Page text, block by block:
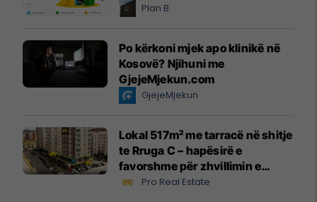
Plan B
Po kërkoni mjek apo klinikë në
Kosovë? Njihuni me
GjejeMjekun.com
GjejeMjekun
Lokal 517m² me tarracë në shitje
te Rruga C – hapësirë e
favorshme për zhvillimin e
biznesit #15796
Pro Real Estate